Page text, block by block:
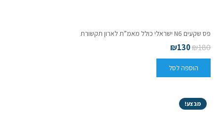
פס שקעים N6 ישראלי כולל מאמ”ת לארון תקשורת
₪180
₪130
הוספה לסל
מבצע!